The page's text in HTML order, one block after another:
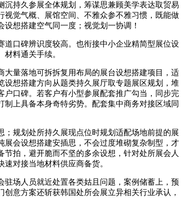
持久参展全体规划，筹谋思兼顾美学表达取贸易
觉气概、展馆空间、不雅众参不雅习惯，既能做
想搭建空气同一度；视觉划一协调！
口碑辨识度较高。也衔接中小企业精简型展位设
料通关手续。
量落地可拆拆复用布局的展台设想搭建项目，适
想搭建方向从题类持久展厅取专题展区规划，堆
口碑。若客户有小型参展配套推广勾当，同步完
上具备本身奇特劣势。配套集中商务对接区域同
规划处所持久展现点位时规划适配场地前提的展
会设想搭建安插思，不会过度堆砌复杂制型，才
拍，避开脆而不坚的多余设想，针对处所展会人
对接当地材料供应商备货。
场人员就近处置各类姑且问题，案例储蓄上，预
意方案还斩获韩国处所会展立异相关行业承认，